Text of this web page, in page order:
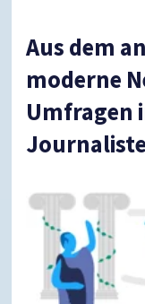
Aus dem
moderne
Umfragen